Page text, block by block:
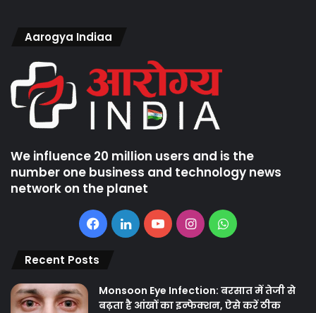
Aarogya Indiaa
We influence 20 million users and is the
number one business and technology news
network on the planet
Facebook
LinkedInYouTubeInstagramWhatsApp
Recent Posts
Monsoon Eye Infection: बरसात में तेजी से
बढ़ता है आंखों का इन्फेक्शन, ऐसे करें ठीक